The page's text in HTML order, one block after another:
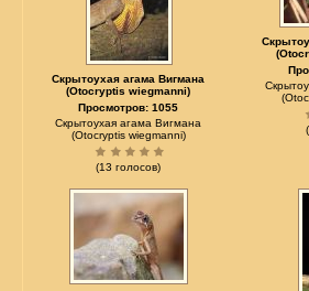
Скрытоухая агама Вигмана
(Otocryptis wiegmanni)
Просмотров: 1055
Скрытоухая агама Вигмана
(Otocryptis wiegmanni)
(13 голосов)